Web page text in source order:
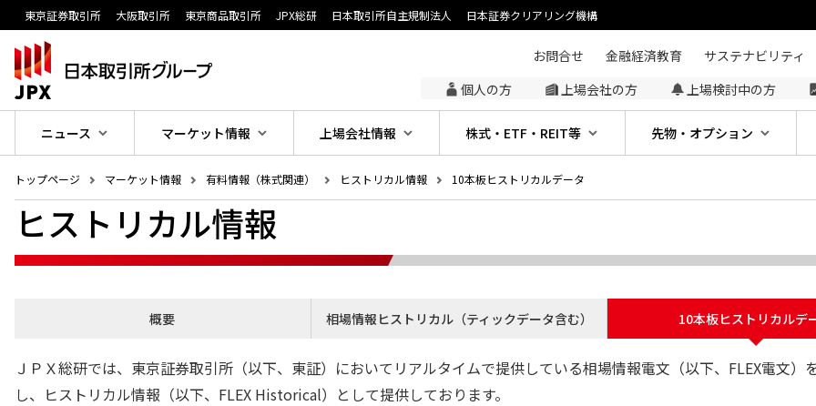
東京証券取引所 大阪取引所 東京商品取引所 JPX総研 日本取引所自主規制法人 日本証券クリアリング機構
ニュース マーケット情報 上場会社情報 株式・ETF・REIT等 先物・オプション
個人の方 上場会社の方 上場検討中の方
お問合せ 金融経済教育 サステナビリティ
トップページ マーケット情報 有料情報（株式関連） ヒストリカル情報 10本板ヒストリカルデータ
ヒストリカル情報
概要 相場情報ヒストリカル（ティックデータ含む） 10本板ヒストリカルデ
ＪＰＸ総研では、東京証券取引所（以下、東証）においてリアルタイムで提供している相場情報電文（以下、FLEX電文）
し、ヒストリカル情報（以下、FLEX Historical）として提供しております。